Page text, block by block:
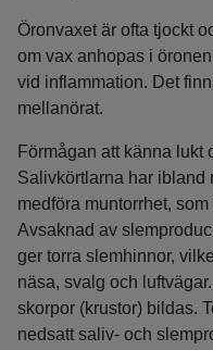
Öronvaxet är ofta tjockt
om vax anhopas i
vid inflammation. Det
mellanörat.
Förmågan att känna lukt
Salivkörtlarna har ibland
medföra muntorrhet,
Avsaknad av
ger torra slemhinnor,
näsa, svalg och
skorpor (krustor) bildas.
nedsatt saliv- och